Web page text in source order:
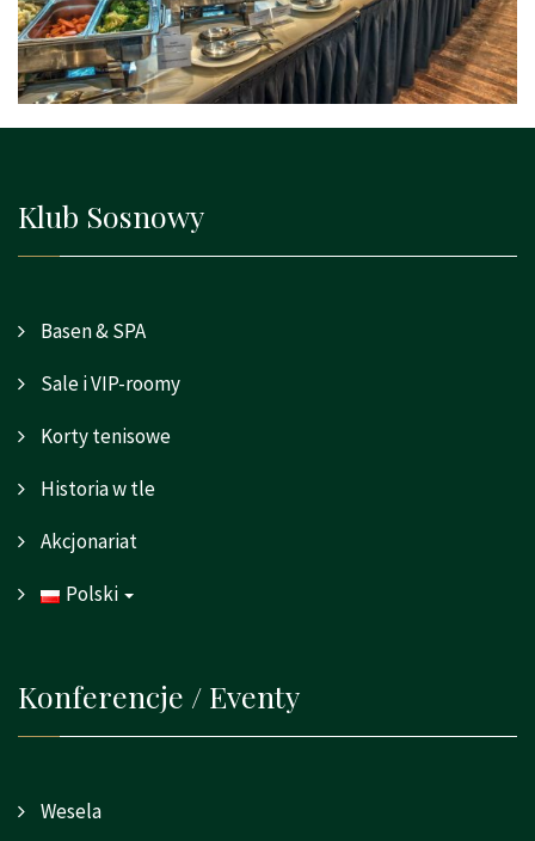
Klub Sosnowy
Basen & SPA
Sale i VIP-roomy
Korty tenisowe
Historia w tle
Akcjonariat
Polski
Konferencje / Eventy
Wesela